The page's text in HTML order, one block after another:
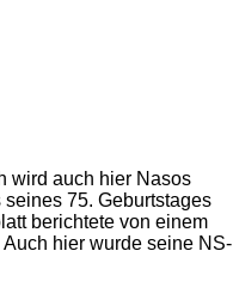
wird auch hier Nasos
75. Geburtstages
berichtete von einem
hier wurde seine NS-